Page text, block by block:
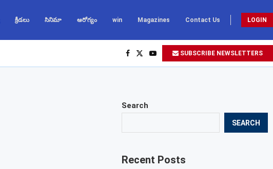
క్రీడలు సినిమా ఆరోగ్యం win Magazines Contact Us LOGIN
SUBSCRIBE NEWSLETTERS
Search
SEARCH
Recent Posts